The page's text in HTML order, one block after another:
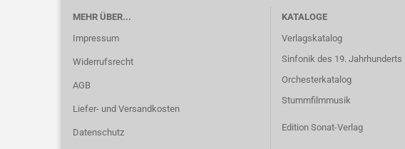
MEHR ÜBER...
Impressum
Widerrufsrecht
AGB
Liefer- und Versandkosten
Datenschutz
KATALOGE
Verlagskatalog
Sinfonik des 19. Jahrhunderts
Orchesterkatalog
Stummfilmmusik
Edition Sonat-Verlag